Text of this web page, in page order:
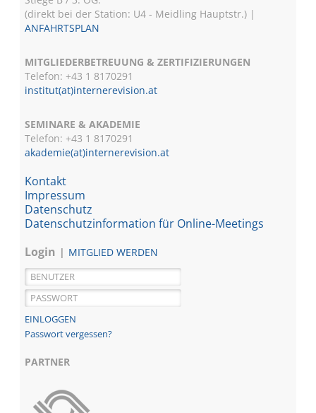
(direkt bei der Station: U4 - Meidling Hauptstr.) |
ANFAHRTSPLAN
MITGLIEDERBETREUUNG & ZERTIFIZIERUNGEN
Telefon: +43 1 8170291
institut(at)internerevision.at
SEMINARE & AKADEMIE
Telefon: +43 18170291
akademie(at)internerevision.at
Kontakt
Impressum
Datenschutz
Datenschutzinformation für Online-Meetings
Login
MITGLIED WERDEN
Passwort vergessen?
PARTNER